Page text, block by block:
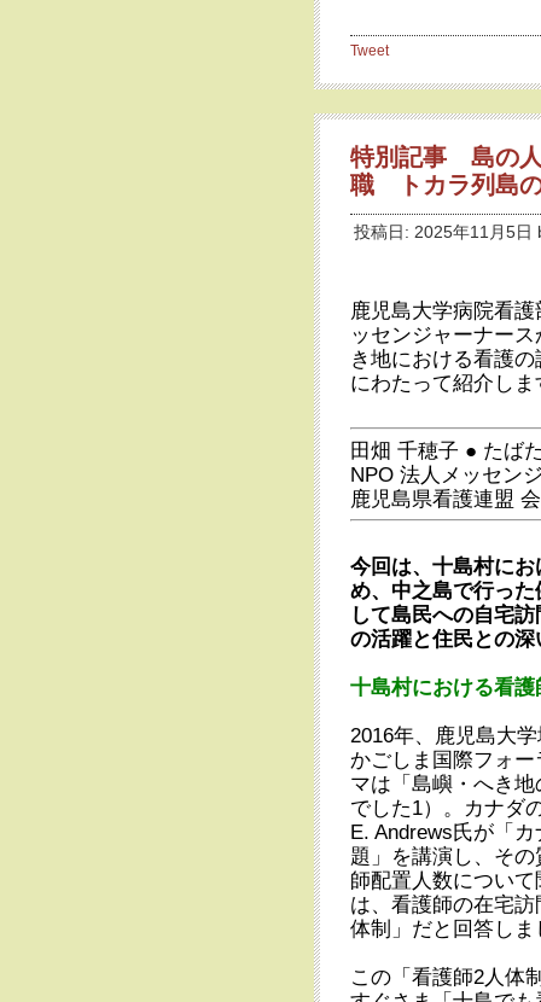
Tweet
特別記事 島の人
職 トカラ列島
投稿日: 2025年11月5日
鹿児島大学病院看
ッセンジャーナー
き地における看護
にわたって紹介しま
田畑 千穂子 ● たば
NPO 法人メッセン
鹿児島県看護連盟
今回は、十島村に
め、中之島で行っ
して島民への自宅
の活躍と住民との
十島村における看
2016年、鹿児島大
かごしま国際フォ
マは「島嶼・へき
でした1）。カナダ
E. Andrews氏が「
題」を講演し、そ
師配置人数につい
は、看護師の在宅
体制」だと回答しま
この「看護師2人体